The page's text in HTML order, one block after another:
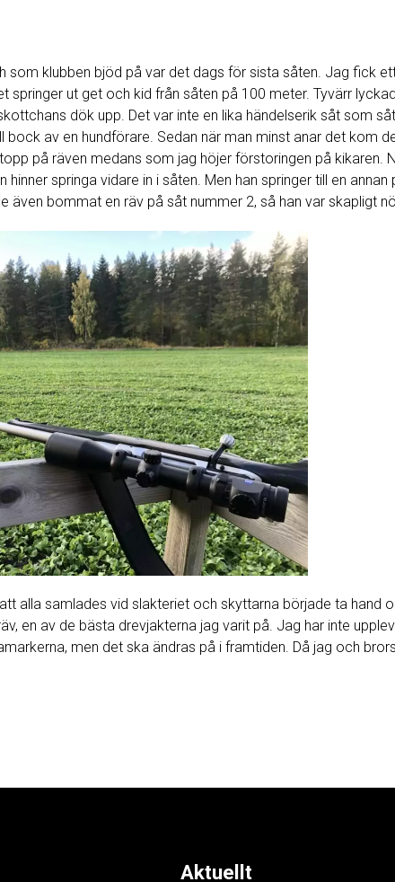
som klubben bjöd på var det dags för sista såten. Jag fick
springer ut get och kid från såten på 100 meter. Tyvärr
dök upp. Det var inte en lika händelserik såt som
bock av en hundförare. Sedan när man minst anar det kom
på räven medans som jag höjer förstoringen på kikaren.
hinner springa vidare in i såten. Men han springer till en
även bommat en räv på såt nummer 2, så han var skapligt
alla samlades vid slakteriet och skyttarna började ta hand
en av de bästa drevjakterna jag varit på. Jag har inte
men det ska ändras på i framtiden. Då jag och
Aktuellt